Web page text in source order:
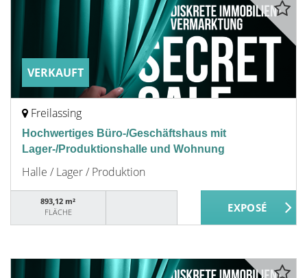
VERKAUFT
Freilassing
Hochwertiges Büro-/Geschäftshaus mit
Lager-/Produktionshalle und Wohnung
Halle / Lager / Produktion
893,12 m²
FLÄCHE